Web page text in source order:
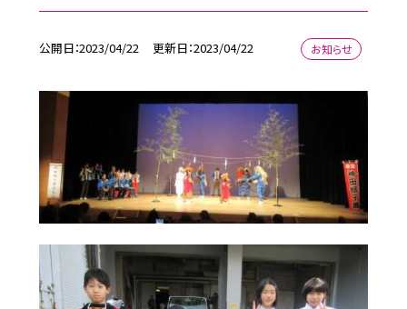
公開日 2023/04/22 更新日 2023/04/22 お知らせ